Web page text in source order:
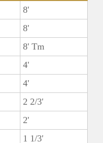
8'
8'
8' Tm
4'
4'
2 2/3'
2'
1 1/3'